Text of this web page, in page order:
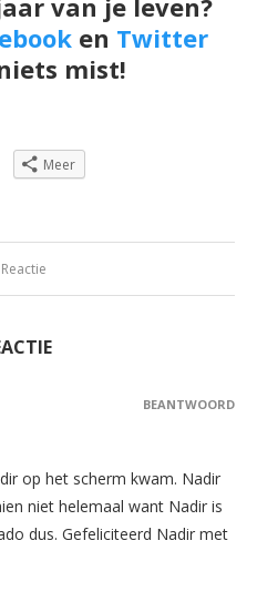
en Twitter
mist!
Meer
op het scherm kwam. Nadir
niet helemaal want Nadir is
dus. Gefeliciteerd Nadir met
BEANTWOORD